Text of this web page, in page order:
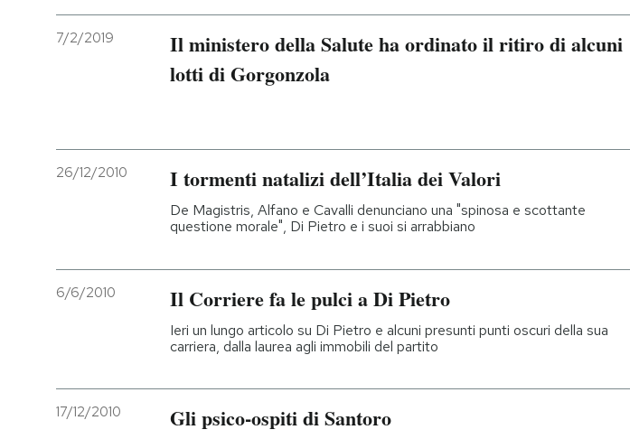
7/2/2019
Il ministero della Salute ha ordinato il ritiro di alcuni
lotti di Gorgonzola
26/12/2010 I tormenti natalizi dell’Italia dei Valori
De Magistris, Alfano e Cavalli denunciano una "spinosa e scottante
questione morale", Di Pietro e i suoi si arrabbiano
6/6/2010 Il Corriere fa le pulci a Di Pietro
Ieri un lungo articolo su Di Pietro e alcuni presunti punti oscuri della sua
carriera, dalla laurea agli immobili del partito
17/12/2010 Gli psico-ospiti di Santoro